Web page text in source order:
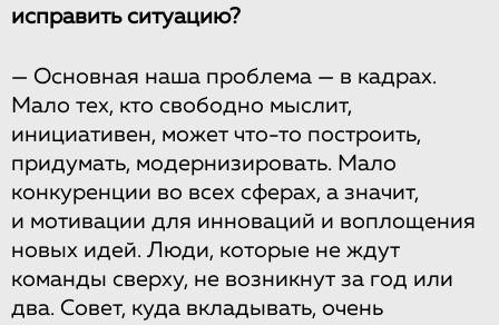
исправить ситуацию?
— Основная наша проблема — в кадрах.
Мало тех, кто свободно мыслит,
инициативен, может что-то построить,
придумать, модернизировать. Мало
конкуренции во всех сферах, а значит,
и мотивации для инноваций и воплощения
новых идей. Люди, которые не ждут
команды сверху, не возникнут за год или
два. Совет, куда вкладывать, очень